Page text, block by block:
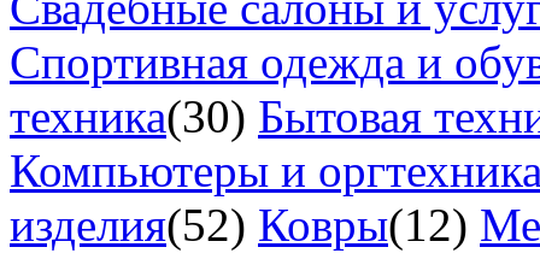
Спортивная одежда и
техника(30) Бытовая
Компьютеры и
изделия(52) Ковры(12)